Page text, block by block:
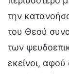
την
του Θεού
των
εκείνοι, αφού